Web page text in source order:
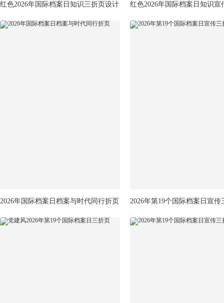
红色2026年国际档案日知识三折页设计 红色2026年国际档案日知识宣
2026年国际档案日档案与时代同行折页 2026年第19个国际档案日宣传